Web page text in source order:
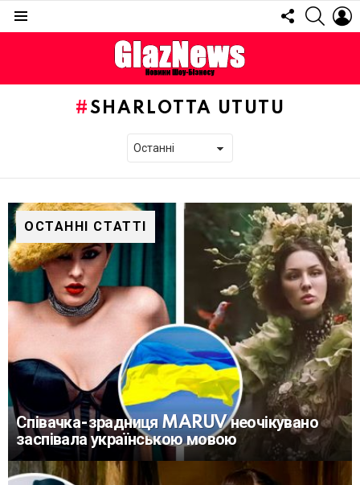
FOLLOW
US
SHARLOTTA UTUTU
ОСТАННІ СТАТТІ
Співачка-зрадниця MARUV неочікувано
заспівала українською мовою